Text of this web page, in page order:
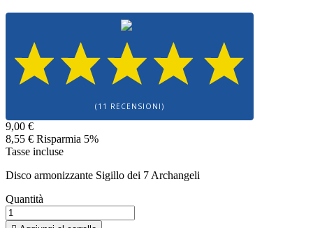
(11 RECENSIONI)
9,00 €
8,55 € Risparmia 5%
Tasse incluse
Disco armonizzante Sigillo dei 7 Archangeli
Quantità